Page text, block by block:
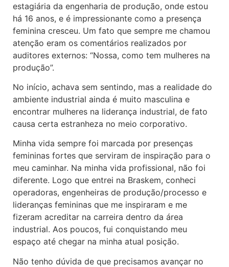
estagiária da engenharia de produção, onde estou
há 16 anos, e é impressionante como a presença
feminina cresceu. Um fato que sempre me chamou
atenção eram os comentários realizados por
auditores externos: “Nossa, como tem mulheres na
produção”.
No início, achava sem sentindo, mas a realidade do
ambiente industrial ainda é muito masculina e
encontrar mulheres na liderança industrial, de fato
causa certa estranheza no meio corporativo.
Minha vida sempre foi marcada por presenças
femininas fortes que serviram de inspiração para o
meu caminhar. Na minha vida profissional, não foi
diferente. Logo que entrei na Braskem, conheci
operadoras, engenheiras de produção/processo e
lideranças femininas que me inspiraram e me
fizeram acreditar na carreira dentro da área
industrial. Aos poucos, fui conquistando meu
espaço até chegar na minha atual posição.
Não tenho dúvida de que precisamos avançar no